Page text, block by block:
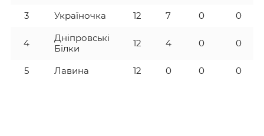
3
Україночка 12 7 0 0
4
Дніпровські
Білки
12 4 0 0
5 Лавина 12 0 0 0